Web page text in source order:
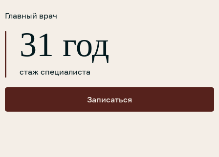
Главный врач
31 год
стаж специалиста
Записаться